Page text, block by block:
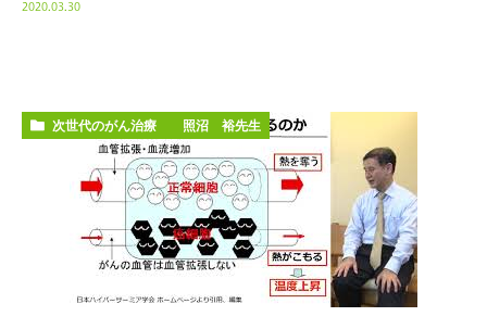
2020.03.30
次世代のがん治療 照沼 裕先生